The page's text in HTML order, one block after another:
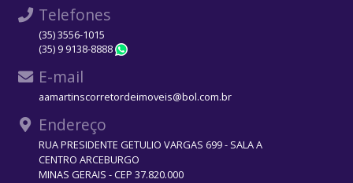
Telefones
(35) 3556-1015
(35) 9 9138-8888
E-mail
aamartinscorretordeimoveis@bol.com.br
Endereço
RUA PRESIDENTE GETULIO VARGAS 699 - SALA A
CENTRO ARCEBURGO
MINAS GERAIS - CEP 37.820.000